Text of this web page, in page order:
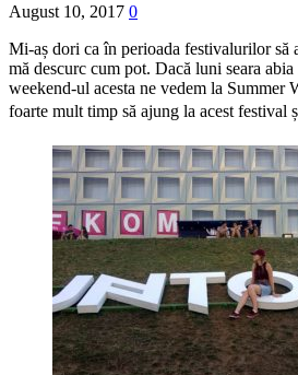
August 10, 2017 0
Mi-aș dori ca în perioada festivalurilor să
mă descurc cum pot. Dacă luni seara
weekend-ul acesta ne vedem la Summer
foarte mult timp să ajung la acest festival